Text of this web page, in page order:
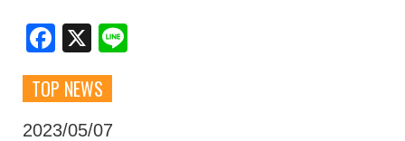
スクール
Facebook
X
TOP NEWS
2023/05/07